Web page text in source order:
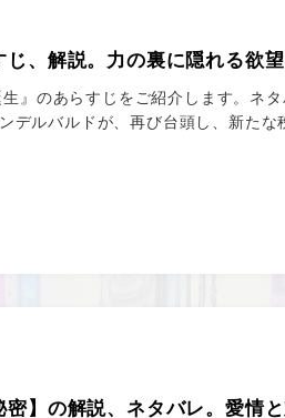
じ、解説。力の裏に隠れる欲望
』のあらすじをご紹介します。ネ
ルバルドが、再び台頭し、新たな
】の解説、ネタバレ。愛情